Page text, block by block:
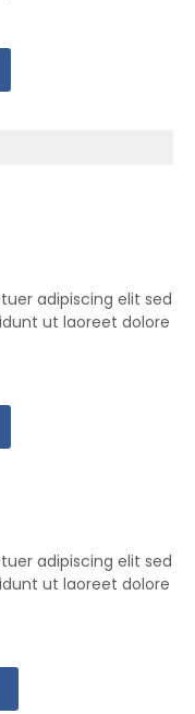
adipiscing elit sed
ut laoreet dolore
adipiscing elit sed
ut laoreet dolore